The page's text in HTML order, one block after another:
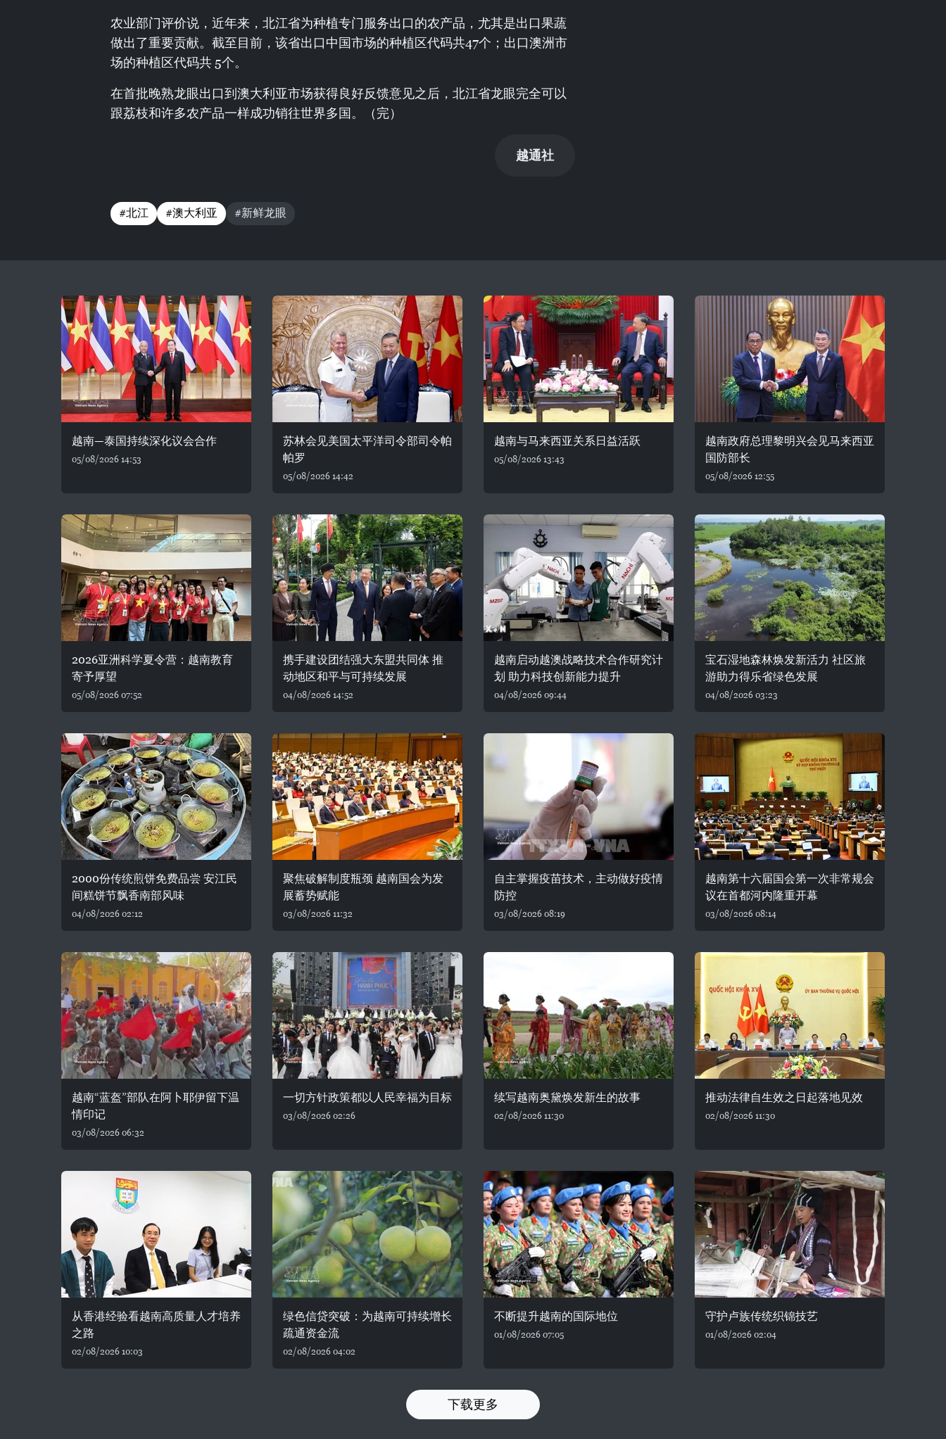
农业部门评价说，近年来，北江省为种植专门服务出口的农产品，尤其是出口果蔬
做出了重要贡献。截至目前，该省出口中国市场的种植区代码共47个；出口澳洲市
场的种植区代码共 5个。
在首批晚熟龙眼出口到澳大利亚市场获得良好反馈意见之后，北江省龙眼完全可以
跟荔枝和许多农产品一样成功销往世界多国。（完）
越通社
#北江 #澳大利亚 #新鲜龙眼
越南—泰国持续深化议会合作
05/08/2026 14:53
苏林会见美国太平洋司令部司令帕
帕罗
05/08/2026 14:42
越南与马来西亚关系日益活跃
05/08/2026 13:43
越南政府总理黎明兴会见马来西亚
国防部长
05/08/2026 12:55
2026亚洲科学夏令营：越南教育
寄予厚望
05/08/2026 07:52
携手建设团结强大东盟共同体 推
动地区和平与可持续发展
04/08/2026 14:52
越南启动越澳战略技术合作研究计
划 助力科技创新能力提升
04/08/2026 09:44
宝石湿地森林焕发新活力 社区旅
游助力得乐省绿色发展
04/08/2026 03:23
2000份传统煎饼免费品尝 安江民
间糕饼节飘香南部风味
04/08/2026 02:12
聚焦破解制度瓶颈 越南国会为发
展蓄势赋能
03/08/2026 11:32
自主掌握疫苗技术，主动做好疫情
防控
03/08/2026 08:19
越南第十六届国会第一次非常规会
议在首都河内隆重开幕
03/08/2026 08:14
越南“蓝盔”部队在阿卜耶伊留下温
情印记
03/08/2026 06:32
一切方针政策都以人民幸福为目标
03/08/2026 02:26
续写越南奥黛焕发新生的故事
02/08/2026 11:30
推动法律自生效之日起落地见效
02/08/2026 11:30
从香港经验看越南高质量人才培养
之路
02/08/2026 10:03
绿色信贷突破：为越南可持续增长
疏通资金流
02/08/2026 04:02
不断提升越南的国际地位
01/08/2026 07:05
守护卢族传统织锦技艺
01/08/2026 02:04
下载更多